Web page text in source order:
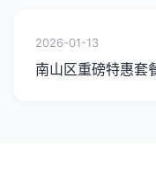
2026-01-13
南山区重磅特惠套